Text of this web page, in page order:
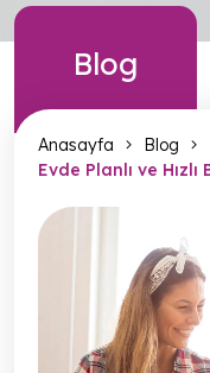
Blog
Anasayfa
Blog
Evde Planlı ve